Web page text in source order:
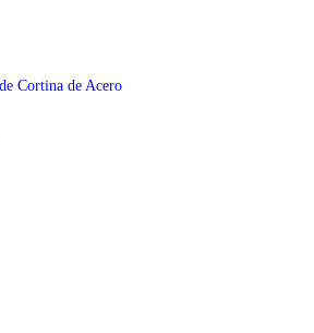
Cortina de Acero